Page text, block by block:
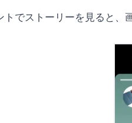
でストーリーを見ると、